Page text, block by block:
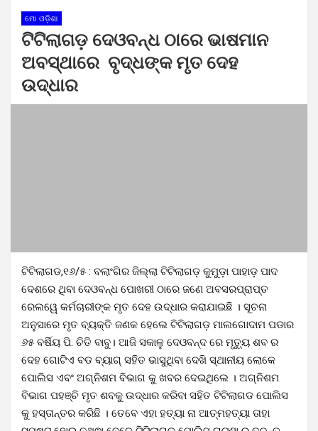
ମୋ ଓଡ଼ିଶା
ଟିଟିଲାଗଡ଼ ଦେଓବନ୍ଧ ଠାରେ ଭାଷମାନ
ଅବସ୍ଥାରେ ବୃଦ୍ଧଙ୍କ ମୃତ ଦେହ
ଉଦ୍ଧାର
ଟିଟିଲାଗଡ,୧୬/୫ : ବଲାଂଗିର ଜିଲ୍ଲା ଟିଟିଲାଗଡ଼ କୁମୁଡ଼ା ପାହାଡ଼ ପାଦ
ଦେଶରେ ଥିବା ଦେଓବନ୍ଧ ପୋଖରୀ ଠାରେ ଜଣେ ଅବସରପ୍ରାପ୍ତ
ରେଲୱେ କର୍ମଚାରୀଙ୍କ ମୃତ ଦେହ ଉଦ୍ଧାର କରାଯାଇଛି । ସୂଚନା
ଅନୁସାରେ ମୃତ ବ୍ୟକ୍ତି ଜଣକ ହେଲେ ଟିଟିଲାଗଡ଼ ମାଲଗୋଦାମ ପଡାର
୬୫ ବର୍ଷିୟ ପି. ଚିତି ବାବୁ। ଆଜି ସକାଳୁ ଦେଓବନ୍ଦ ରେ ମୃତ୍ୟୁ ଶବ ର
ଦେହ ଗୋଟିଏ ବଡ ବ୍ୟାଗ୍ ସହିତ ଭାସୁଥିବା ଦେଖି ସ୍ଥାନୀୟ ଲୋକେ
ପୋଲିସ ଏବଂ ଅଗ୍ନିଶମ ବିଭାଗ କୁ ଖବର ଦେଇଥିଲେ । ଅଗ୍ନିଶମ
ବିଭାଗ ପହଞ୍ଚି ମୃତ ଶବକୁ ଉଦ୍ଧାର କରିବା ସହିତ ଟିଟିଲାଗଡ ପୋଲିସ
କୁ ହସ୍ତାନ୍ତର କରିଛି । ତେବେ ଏହା ହତ୍ୟା ନା ଆତ୍ମହତ୍ୟା ତାହା